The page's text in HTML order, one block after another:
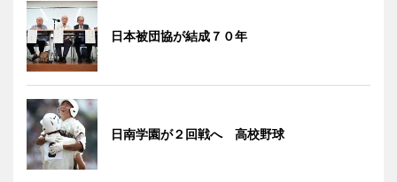
日本被団協が結成７０年
日南学園が２回戦へ 高校野球